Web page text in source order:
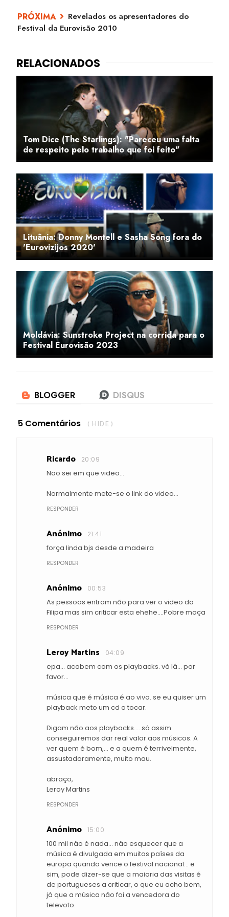
Revelados os apresentadores do
Festival da Eurovisão 2010
Tom Dice (The Starlings): "Pareceu uma falta
de respeito pelo trabalho que foi feito"
Lituânia: Donny Montell e Sasha Song fora do
'Eurovizijos 2020'
Moldávia: Sunstroke Project na corrida para o
Festival Eurovisão 2023
5 Comentários ( HIDE )
Ricardo 20:09
Nao sei em que video...
Normalmente mete-se o link do video...
RESPONDER
Anónimo 21:41
força linda bjs desde a madeira
RESPONDER
Anónimo 00:53
As pessoas entram não para ver o video da
Filipa mas sim criticar esta ehehe....Pobre moça
RESPONDER
Leroy Martins 04:09
epa... acabem com os playbacks. vá lá... por
favor...
música que é música é ao vivo. se eu quiser um
playback meto um cd a tocar.
Digam não aos playbacks.... só assim
conseguiremos dar real valor aos músicos. A
ver quem é bom,... e a quem é terrivelmente,
assustadoramente, muito mau.
abraço,
Leroy Martins
RESPONDER
Anónimo 15:00
100 mil não é nada... não esquecer que a
música é divulgada em muitos países da
europa quando vence o festival nacional... e
sim, pode dizer-se que a maioria das visitas é
de portugueses a criticar, o que eu acho bem,
já que a música não foi a vencedora do
televoto.